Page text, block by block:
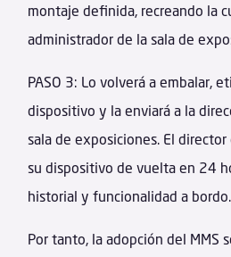
montaje definida, recreando la
administrador de la sala de
PASO 3: Lo volverá a embalar,
dispositivo y la enviará a la
sala de exposiciones. El
su dispositivo de vuelta en 24
historial y funcionalidad a bordo.
Por tanto, la adopción del MMS